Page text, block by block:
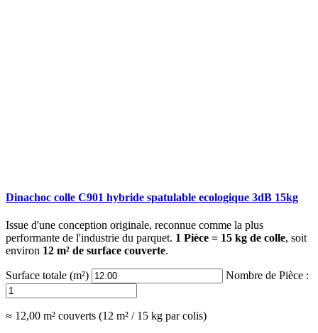
Dinachoc colle C901 hybride spatulable ecologique 3dB 15kg
Issue d'une conception originale, reconnue comme la plus
performante de l'industrie du parquet. 1 Pièce = 15 kg de colle, soit
environ 12 m² de surface couverte.
Surface totale (m²) Nombre de Pièce :
≈ 12,00 m² couverts (12 m² / 15 kg par colis)